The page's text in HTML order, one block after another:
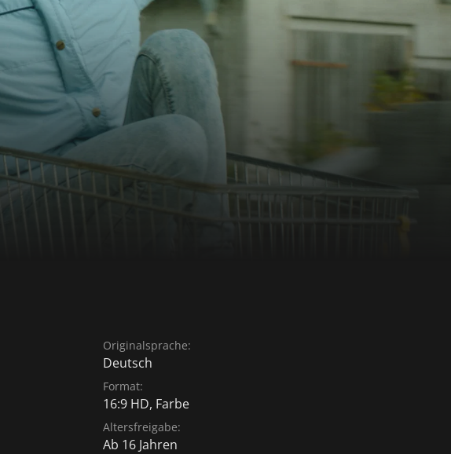
Originalsprache:
Deutsch
Format:
16:9 HD, Farbe
Altersfreigabe:
Ab 16 Jahren